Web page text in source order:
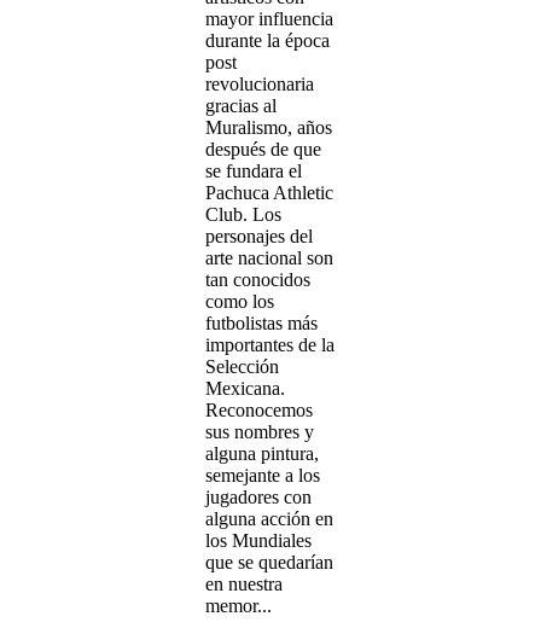
mayor influencia
durante la época
post
revolucionaria
gracias al
Muralismo, años
después de que
se fundara el
Pachuca Athletic
Club. Los
personajes del
arte nacional son
tan conocidos
como los
futbolistas más
importantes de la
Selección
Mexicana.
Reconocemos
sus nombres y
alguna pintura,
semejante a los
jugadores con
alguna acción en
los Mundiales
que se quedarían
en nuestra
memor...